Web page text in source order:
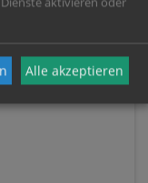
Alle akzeptieren